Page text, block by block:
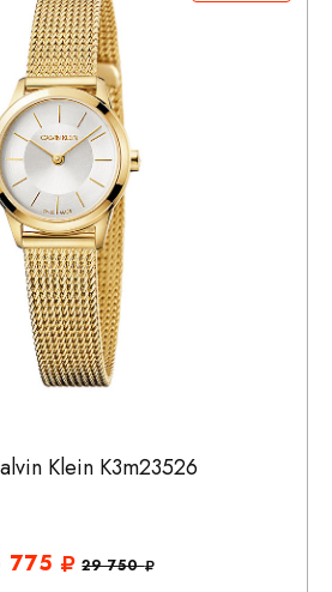
Klein K3m23526
775 29 750